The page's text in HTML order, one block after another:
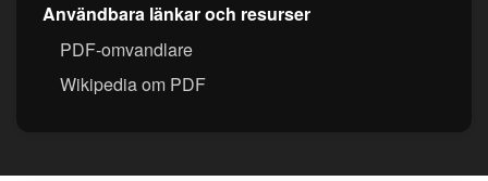
Användbara länkar och resurser
PDF-omvandlare
Wikipedia om PDF